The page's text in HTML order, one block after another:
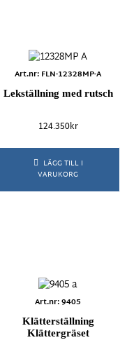
Art.nr: FLN-12328MP-A
Lekställning med rutsch
124.350kr
LÄGG TILL I
VARUKORG
Art.nr: 9405
Klätterställning
Klättergräset